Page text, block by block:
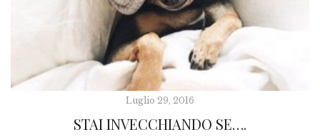
Luglio 29, 2016
STAI INVECCHIANDO SE….